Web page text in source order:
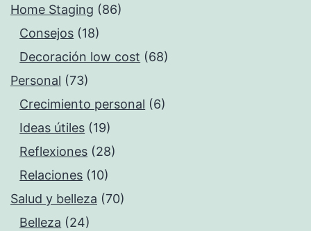
Home Staging (86)
Consejos (18)
Decoración low cost (68)
Personal (73)
Crecimiento personal (6)
Ideas útiles (19)
Reflexiones (28)
Relaciones (10)
Salud y belleza (70)
Belleza (24)